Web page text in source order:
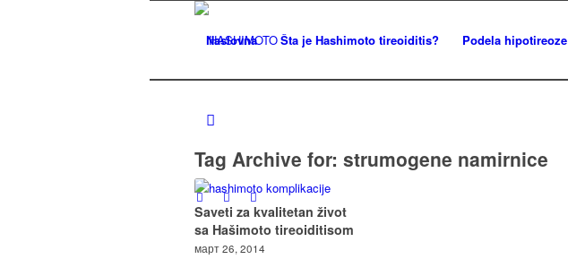
Naslovna Šta je Hashimoto tireoiditis? Podela hipotireoze
Tag Archive for: strumogene namirnice
Saveti za kvalitetan život
sa Hašimoto tireoiditisom
март 26, 2014